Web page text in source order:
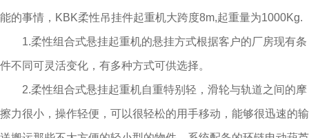
能的事情，KBK柔性吊挂件起重机大跨度8m,起重量为1000Kg.
1.柔性组合式悬挂起重机的悬挂方式根据客户的厂房现有条
件不同可灵活变化，有多种方式可供选择。
2.柔性组合式悬挂起重机自重特别轻，滑轮与轨道之间的摩
擦力很小，操作轻便，可以很轻松的用手移动，能够很迅速的输